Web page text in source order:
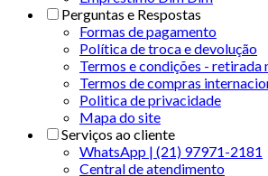
Perguntas e Respostas
Formas de pagamento
Política de troca e devolução
Termos e condições - retirada
Termos de compras
Politica de privacidade
Mapa do site
Serviços ao cliente
WhatsApp | (21) 97971-2181
Central de atendimento